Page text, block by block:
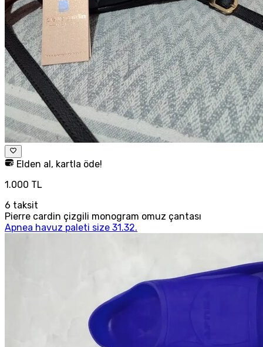
Elden al, kartla öde!
1.000 TL
6 taksit
Pierre cardin çizgili monogram omuz çantası
Apnea havuz paleti size 31.32.